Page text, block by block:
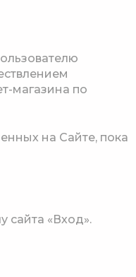
магазина по
на Сайте, пока
сайта «Вход».